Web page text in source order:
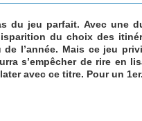
du jeu parfait. Avec une
du choix des
de l’année. Mais ce jeu
s’empêcher de rire en
avec ce titre. Pour un